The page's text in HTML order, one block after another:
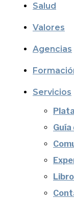
Salud
Valores
Agencias
Servicios
Guía